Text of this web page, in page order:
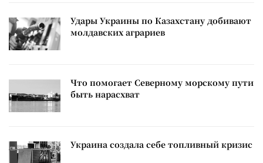
Удары Украины по Казахстану добивают
молдавских аграриев
Что помогает Северному морскому пути
быть нарасхват
Украина создала себе топливный кризис